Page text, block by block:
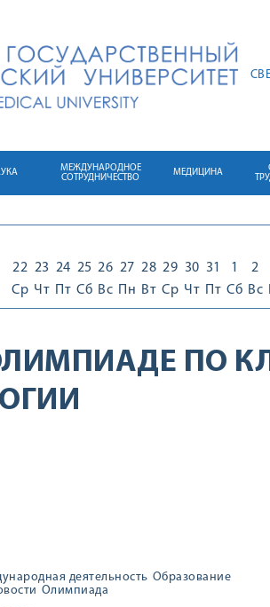
МЕЖДУНАРОДНОЕ
СОТРУДНИЧЕСТВО
МЕДИЦИНА
22
Ср
23
Чт
24
Пт
25
Сб
26
Вс
27
Пн
28
Вт
29
Ср
30
Чт
31
Пт
1
Сб
2
Вс
ПО
деятельность Образование
Олимпиада